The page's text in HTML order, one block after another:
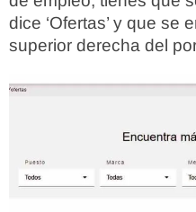
dice ‘Ofertas’ y que se
superior derecha del